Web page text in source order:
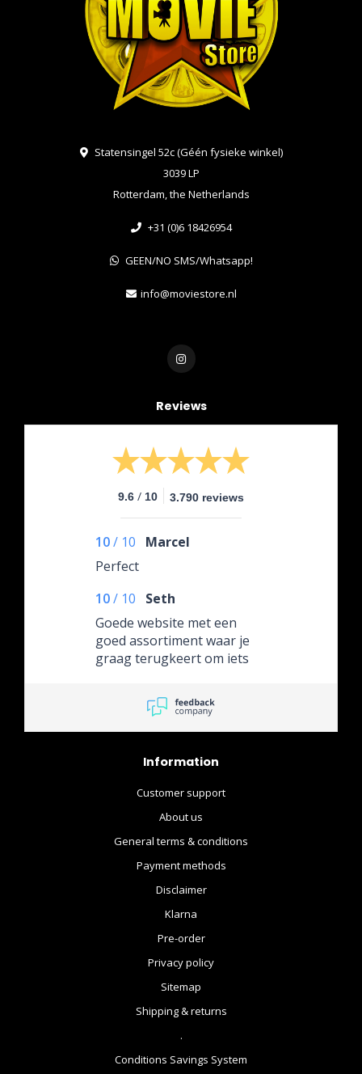
Statensingel 52c (Géén fysieke winkel)
3039 LP
Rotterdam, the Netherlands
+31 (0)6 18426954
GEEN/NO SMS/Whatsapp!
info@moviestore.nl
Reviews
9.6 / 10 3.790 reviews
10/ 10
Marcel
Perfect
10/ 10
Seth
Goede website met een
goed assortiment waar je
graag terugkeert om iets
Information
Customer support
About us
General terms & conditions
Payment methods
Disclaimer
Klarna
Pre-order
Privacy policy
Sitemap
Shipping & returns
.
Conditions Savings System